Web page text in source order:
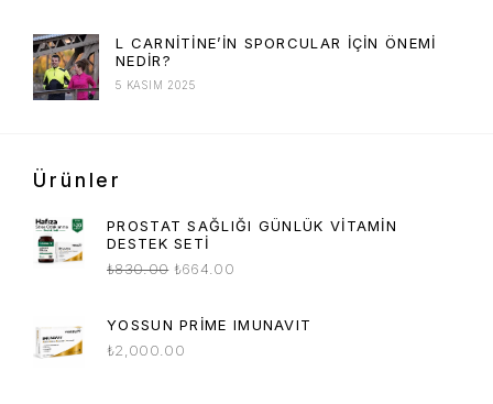
L CARNITINE’IN SPORCULAR İÇIN ÖNEMI
NEDIR?
5 KASIM 2025
Ürünler
PROSTAT SAĞLIĞI GÜNLÜK VITAMIN
DESTEK SETI
₺830.00 ₺664.00
YOSSUN PRIME IMUNAVIT
₺2,000.00